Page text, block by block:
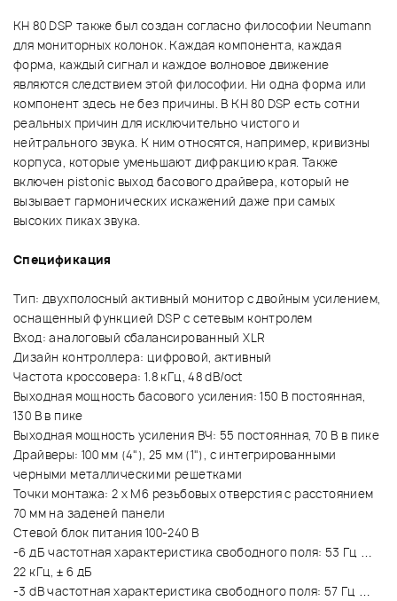
KH 80 DSP также был создан согласно философии Neumann
для мониторных колонок. Каждая компонента, каждая
форма, каждый сигнал и каждое волновое движение
являются следствием этой философии. Ни одна форма или
компонент здесь не без причины. В KH 80 DSP есть сотни
реальных причин для исключительно чистого и
нейтрального звука. К ним относятся, например, кривизны
корпуса, которые уменьшают дифракцию края. Также
включен pistonic выход басового драйвера, который не
вызывает гармонических искажений даже при самых
высоких пиках звука.
Спецификация
Тип: двухполосный активный монитор с двойным усилением,
оснащенный функцией DSP с сетевым контролем
Вход: аналоговый сбалансированный XLR
Дизайн контроллера: цифровой, активный
Частота кроссовера: 1.8 кГц, 48 dB/oct
Выходная мощность басового усиления: 150 В постоянная,
130 В в пике
Выходная мощность усиления ВЧ: 55 постоянная, 70 В в пике
Драйверы: 100 мм (4"), 25 мм (1"), с интегрированными
черными металлическими решетками
Точки монтажа: 2 x M6 резьбовых отверстия с расстоянием
70 мм на заденей панели
Стевой блок питания 100-240 В
-6 дБ частотная характеристика свободного поля: 53 Гц …
22 кГц, ± 6 дБ
-3 dB частотная характеристика свободного поля: 57 Гц …